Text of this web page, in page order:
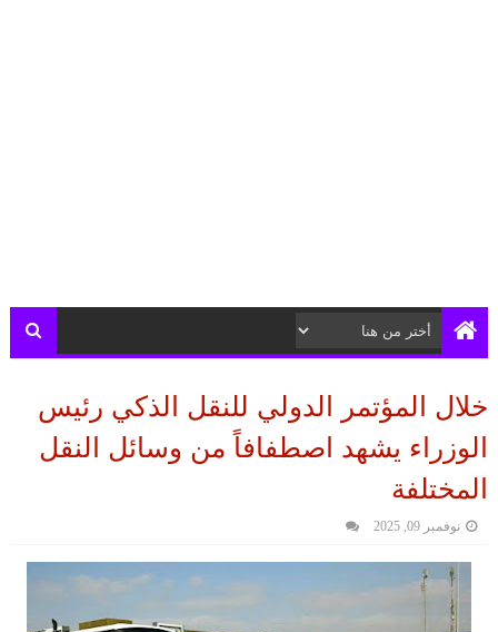
خلال المؤتمر الدولي للنقل الذكي رئيس
الوزراء يشهد اصطفافاً من وسائل النقل
المختلفة
نوفمبر 09, 2025